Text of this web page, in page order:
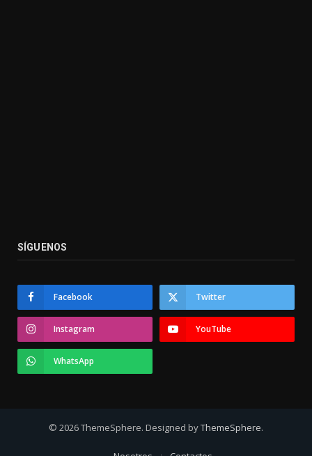
SÍGUENOS
Facebook Twitter
Instagram YouTube
WhatsApp
© 2026 ThemeSphere. Designed byThemeSphere.